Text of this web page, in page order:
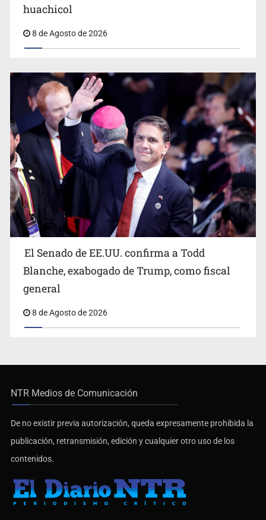
masivo
huachicol
8 de Agosto de 2026
El Senado de EE.UU. confirma a Todd
Blanche, exabogado de Trump, como fiscal
general
8 de Agosto de 2026
NTR Medios de Comunicación
De no existir previa autorización, queda expresamente prohibida la
publicación, retransmisión, edición y cualquier otro uso de los
contenidos.